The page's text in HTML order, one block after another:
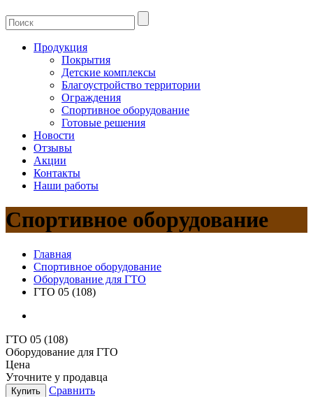
Продукция
Покрытия
Детские комплексы
Благоустройство территории
Ограждения
Спортивное оборудование
Готовые решения
Новости
Отзывы
Акции
Контакты
Наши работы
Спортивное оборудование
Главная
Спортивное оборудование
Оборудование для ГТО
ГТО 05 (108)
ГТО 05 (108)
Оборудование для ГТО
Цена
Уточните у продавца
Купить
Сравнить